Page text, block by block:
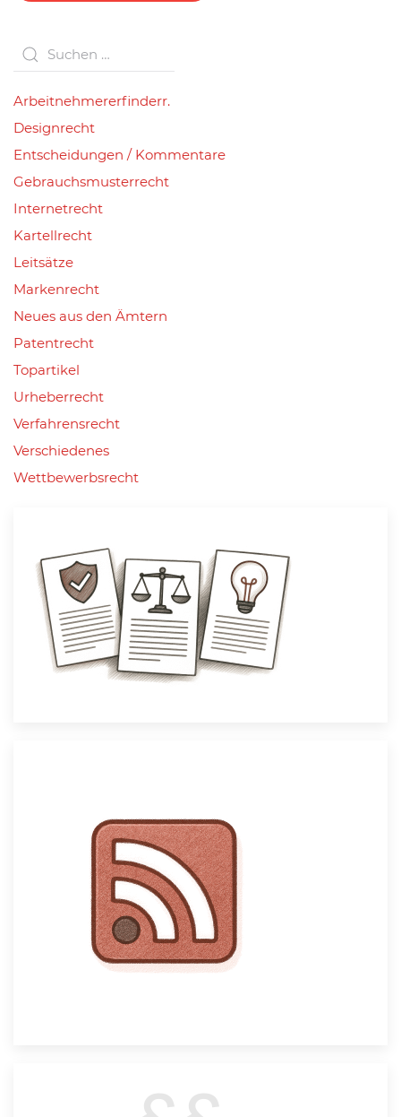
Arbeitnehmererfinderr.
Designrecht
Entscheidungen / Kommentare
Gebrauchsmusterrecht
Internetrecht
Kartellrecht
Leitsätze
Markenrecht
Neues aus den Ämtern
Patentrecht
Topartikel
Urheberrecht
Verfahrensrecht
Verschiedenes
Wettbewerbsrecht